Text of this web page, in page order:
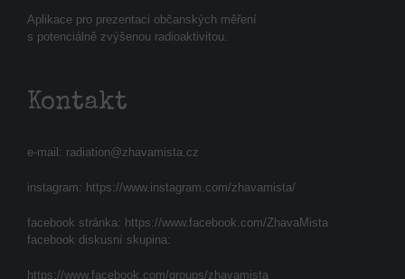
Aplikace pro prezentaci občanských měření
s potenciálně zvýšenou radioaktivitou.
Kontakt
e-mail: radiation@zhavamista.cz
instagram: https://www.instagram.com/zhavamista/
facebook stránka: https://www.facebook.com/ZhavaMista
facebook diskusní skupina:
https://www.facebook.com/groups/zhavamista